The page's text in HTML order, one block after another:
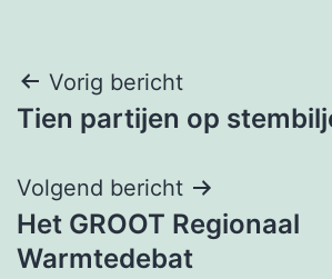
Bericht
navigatie
Vorig bericht
Tien partijen op
Volgend bericht
Het GROOT Regionaal
Warmtedebat